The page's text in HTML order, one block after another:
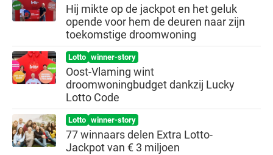
Hij mikte op de jackpot en het geluk
opende voor hem de deuren naar zijn
toekomstige droomwoning
Lotto winner-story
Oost-Vlaming wint
droomwoningbudget dankzij Lucky
Lotto Code
Lotto winner-story
77 winnaars delen Extra Lotto-
Jackpot van € 3 miljoen